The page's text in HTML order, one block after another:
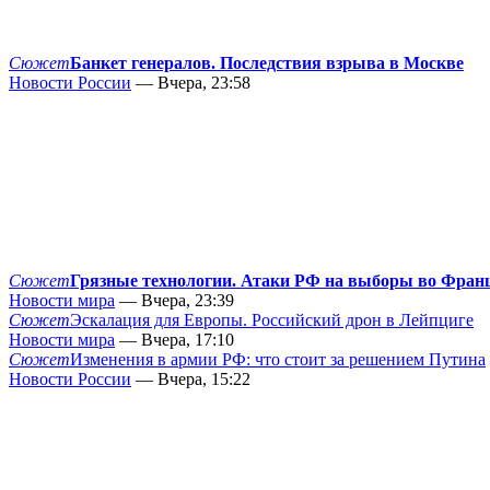
СюжетБанкет генералов. Последствия взрыва в Москве
Новости России — Вчера, 23:58
СюжетГрязные технологии. Атаки РФ на выборы во
Новости мира — Вчера, 23:39
СюжетЭскалация для Европы. Российский дрон в Лейпциге
Новости мира — Вчера, 17:10
СюжетИзменения в армии РФ: что стоит за решением Путина
Новости России — Вчера, 15:22